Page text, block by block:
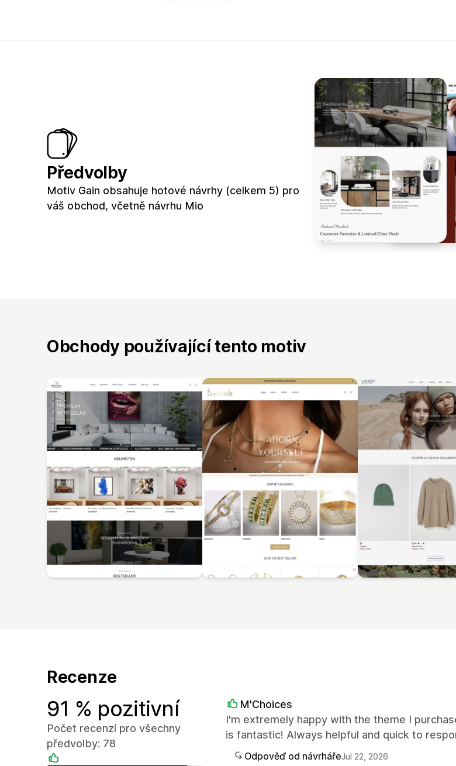
Předvolby
Motiv Gain obsahuje hotové návrhy (celkem 5) pro
váš obchod, včetně návrhu Mio
Obchody používající tento motiv
Recenze
91 % pozitivní
Počet recenzí pro všechny
předvolby: 78
M'Choices
I'm extremely happy with the theme I
is fantastic! Always helpful and quick to
Odpověď od návrhářeJul 22, 2026